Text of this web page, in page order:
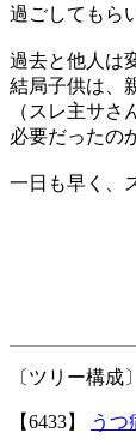
過ごしてもら
過去と他人は
結局子供は、
（スレ主サ
必要だったの
一日も早く、
〔ツリー構成〕
【6433】 うつ